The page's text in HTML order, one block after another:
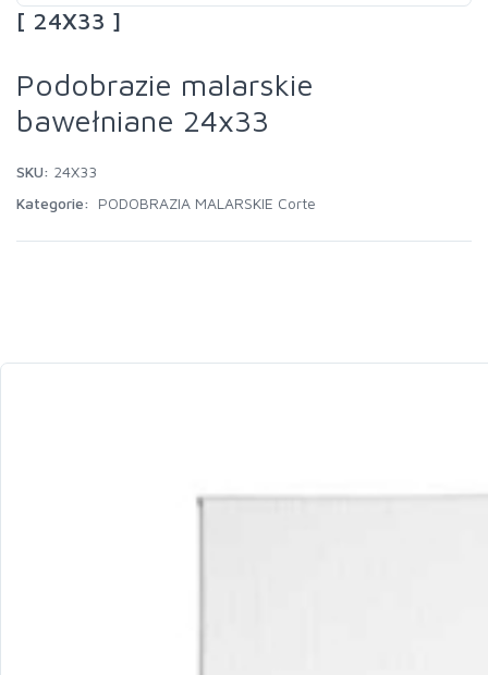
[ 24X33 ]
Podobrazie malarskie
bawełniane 24x33
SKU: 24X33
Kategorie:
PODOBRAZIA MALARSKIE Corte